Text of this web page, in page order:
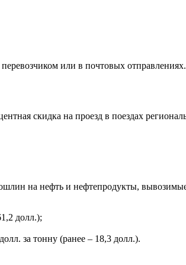
или в почтовых отправлениях.
скидка на проезд в поездах
на нефть и нефтепродукты,
долл.);
за тонну (ранее – 18,3 долл.).